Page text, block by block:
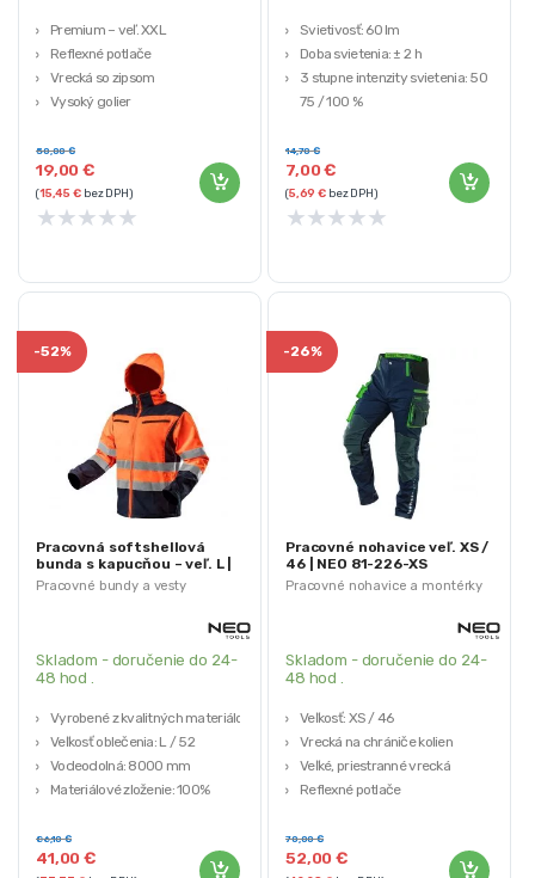
Premium – veľ. XXL
Reflexné potlače
Vrecká so zipsom
Vysoký golier
19,00€
50,00€
(15,45€bez DPH)
★★★★★
Svietivosť: 60 lm
Doba svietenia: ± 2 h
3 stupne intenzity svietenia: 50 /
75 / 100 %
7,00€
14,70€
(5,69€ bez DPH)
★★★★★
Pracovné bundy a vesty
-52%
Pracovná softshellová
bunda s kapucňou – veľ. L |
NEO 81-701-L
Skladom - doručenie do 24-
48 hod .
Vyrobené z kvalitných materiálov
Veľkosť oblečenia: L / 52
Vodeodolná: 8000 mm
Materiálové zloženie: 100%
Úroveň priedušnosti: 3000
g/m2/24h
41,00€
86,10€
Pracovné nohavice a montérky
-26%
Pracovné nohavice veľ. XS /
46 | NEO 81-226-XS
Skladom - doručenie do 24-
48 hod .
Veľkosť: XS / 46
Vrecká na chrániče kolien
Veľké, priestranné vrecká
Reflexné potlače
52,00€
70,00€